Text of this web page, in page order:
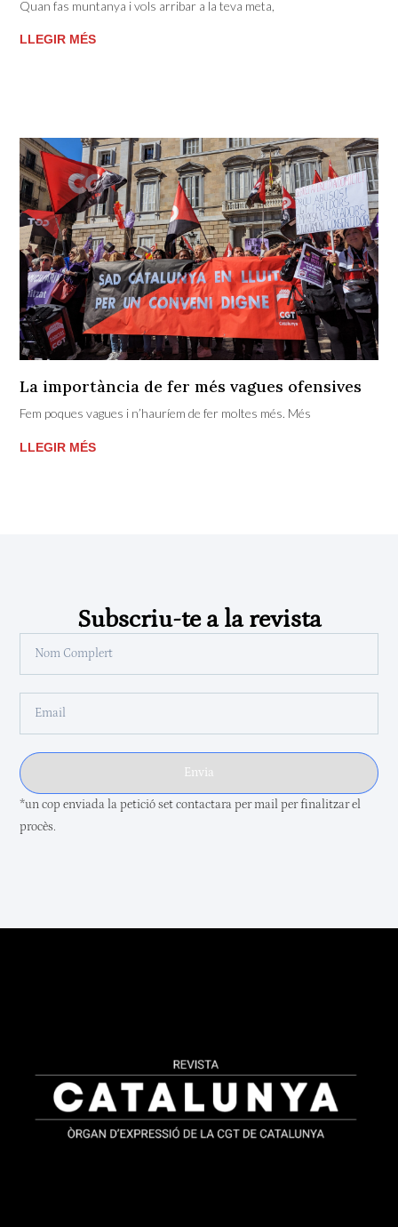
Quan fas muntanya i vols arribar a la teva meta,
LLEGIR MÉS
La importància de fer més vagues ofensives
Fem poques vagues i n’hauríem de fer moltes més. Més
LLEGIR MÉS
Subscriu-te a la revista
Envia
*un cop enviada la petició set contactara per mail per finalitzar el
procès.